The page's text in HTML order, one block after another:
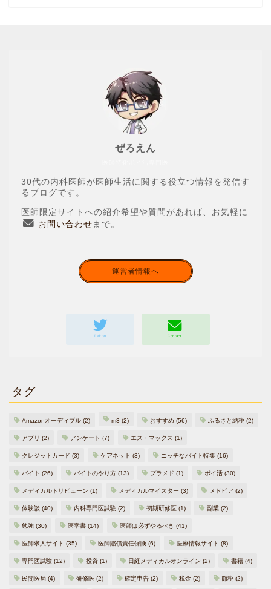
ぜろえん
30代の内科医師が医師生活に関する役立つ情報を発信す
るブログです。
医師限定サイトへの紹介希望や質問があれば、お気軽に
お問い合わせ まで。
運営者情報へ
タグ
Amazonオーディブル (2) m3 (2) おすすめ (56) ふるさと納税 (2)
アプリ (2) アンケート (7) エス・マックス (1)
クレジットカード (3) ケアネット (3) ニッチなバイト特集 (16)
バイト (26) バイトのやり方 (13) プラメド (1) ポイ活 (30)
メディカルトリビューン (1) メディカルマイスター (3) メドピア (2)
体験談 (40) 内科専門医試験 (2) 初期研修医 (1) 副業 (2)
勉強 (30) 医学書 (14) 医師は必ずやるべき (41)
医師求人サイト (35) 医師賠償責任保険 (6) 医療情報サイト (8)
専門医試験 (12) 投資 (1) 日経メディカルオンライン (2) 書籍 (4)
民間医局 (4) 研修医 (2) 確定申告 (2) 税金 (2) 節税 (2)